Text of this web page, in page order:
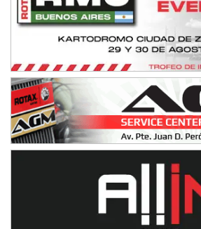
SUR SANTAFESINO - F4
José Samuel Sánchez (Tierra)
Rufino (Santa Fe)
Juan Navarro (Asfalto)
El Timbó (Tucumán)
COBERTURA ESPECIAL DE E-KART.COM.AR
08/09-AGO
IAME SERIES ARGENTINA 6
Baradero (Buenos Aires)
Ciudad de Trenque Lauquen (Asfalto)